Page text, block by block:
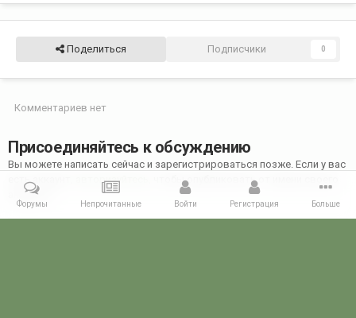
Поделиться Подписчики 0
Комментариев нет
Присоединяйтесь к обсуждению
Вы можете написать сейчас и зарегистрироваться позже. Если у вас
есть аккаунт,
авторизуйтесь
, чтобы опубликовать от имени своего
аккаунта.
Форумы Непрочитанные Войти Регистрация Больше